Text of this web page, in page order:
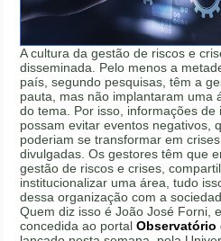
A cultura da gestão de riscos e
disseminada. Pelo menos a
país, segundo pesquisas, têm a
pauta, mas não implantaram uma
do tema. Por isso, informações de
possam evitar eventos negativos,
poderiam se transformar em
divulgadas. Os gestores têm que
gestão de riscos e crises,
institucionalizar uma área, tudo
dessa organização com a
Quem diz isso é João José Forni,
concedida ao portalObservatório